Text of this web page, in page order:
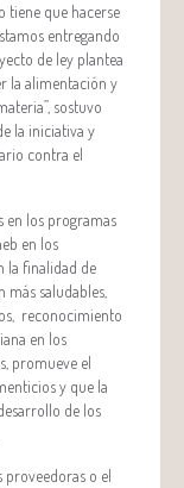
tiene que hacerse
entregando
de ley plantea
la alimentación y
sostuvo
la iniciativa y
contra el
en los programas
en los
la finalidad de
saludables,
reconocimiento
en los
promueve el
y que la
de los
proveedoras o el